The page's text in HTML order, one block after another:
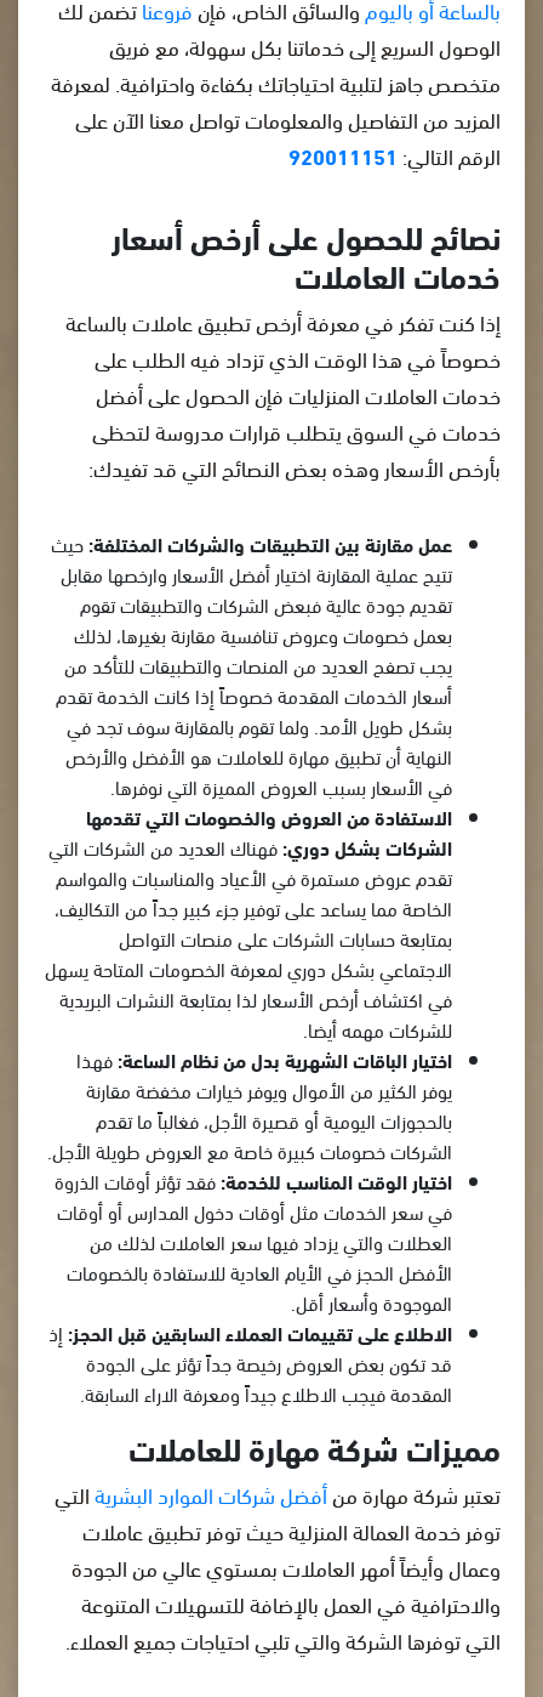
بالساعة أو باليوموالسائق الخاص، فإنفروعناتضمن لك
الوصول السريع إلى خدماتنا بكل سهولة، مع فريق
متخصص جاهز لتلبية احتياجاتك بكفاءة واحترافية. لمعرفة
المزيد من التفاصيل والمعلومات تواصل معنا الآن على
الرقم التالي: 920011151
نصائح للحصول على أرخص أسعار
خدمات العاملات
إذا كنت تفكر في معرفة أرخص تطبيق عاملات بالساعة
خصوصاً في هذا الوقت الذي تزداد فيه الطلب على
خدمات العاملات المنزليات فإن الحصول على أفضل
خدمات في السوق يتطلب قرارات مدروسة لتحظى
بأرخص الأسعار وهذه بعض النصائح التي قد تفيدك:
عمل مقارنة بين التطبيقات والشركات المختلفة:حيث
تتيح عملية المقارنة اختيار أفضل الأسعار وارخصها مقابل
تقديم جودة عالية فبعض الشركات والتطبيقات تقوم
بعمل خصومات وعروض تنافسية مقارنة بغيرها، لذلك
يجب تصفح العديد من المنصات والتطبيقات للتأكد من
أسعار الخدمات المقدمة خصوصاً إذا كانت الخدمة تقدم
بشكل طويل الأمد. ولما تقوم بالمقارنة سوف تجد في
النهاية أن تطبيق مهارة للعاملات هو الأفضل والأرخص
في الأسعار بسبب العروض المميزة التي نوفرها.
الاستفادة من العروض والخصومات التي تقدمها
الشركات بشكل دوري:فهناك العديد من الشركات التي
تقدم عروض مستمرة في الأعياد والمناسبات والمواسم
الخاصة مما يساعد على توفير جزء كبير جداً من التكاليف،
بمتابعة حسابات الشركات على منصات التواصل
الاجتماعي بشكل دوري لمعرفة الخصومات المتاحة يسهل
في اكتشاف أرخص الأسعار لذا بمتابعة النشرات البريدية
للشركات مهمه أيضا.
اختيار الباقات الشهرية بدل من نظام الساعة:فهذا
يوفر الكثير من الأموال ويوفر خيارات مخفضة مقارنة
بالحجوزات اليومية أو قصيرة الأجل، فغالباً ما تقدم
الشركات خصومات كبيرة خاصة مع العروض طويلة الأجل.
اختيار الوقت المناسب للخدمة:فقد تؤثر أوقات الذروة
في سعر الخدمات مثل أوقات دخول المدارس أو أوقات
العطلات والتي يزداد فيها سعر العاملات لذلك من
الأفضل الحجز في الأيام العادية للاستفادة بالخصومات
الموجودة وأسعار أقل.
الاطلاع على تقييمات العملاء السابقين قبل الحجز: إذ
قد تكون بعض العروض رخيصة جداً تؤثر على الجودة
المقدمة فيجب الاطلاع جيداً ومعرفة الاراء السابقة.
مميزات شركة مهارة للعاملات
تعتبر شركة مهارة منأفضل شركات الموارد البشريةالتي
توفر خدمة العمالة المنزلية حيث توفر تطبيق عاملات
وعمال وأيضاً أمهر العاملات بمستوي عالي من الجودة
والاحترافية في العمل بالإضافة للتسهيلات المتنوعة
التي توفرها الشركة والتي تلبي احتياجات جميع العملاء.